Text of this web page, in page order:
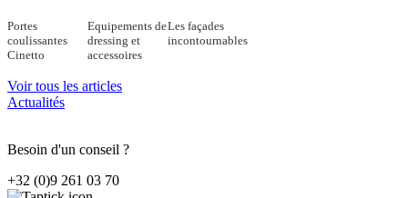
Portes
coulissantes
Cinetto
Equipements de
dressing et
accessoires
Les façades
incontournables
Voir tous les articles
Actualités
Besoin d'un conseil ?
+32 (0)9 261 03 70